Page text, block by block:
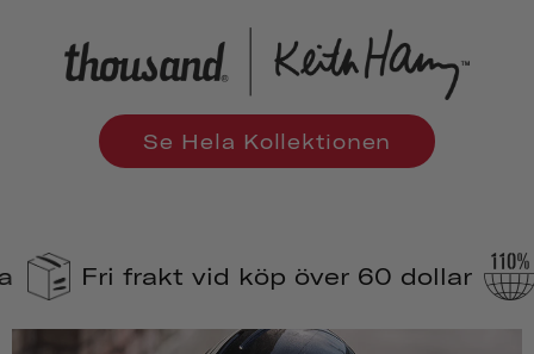
Se Hela Kollektionen
vid köp över 60 dollar 110 %